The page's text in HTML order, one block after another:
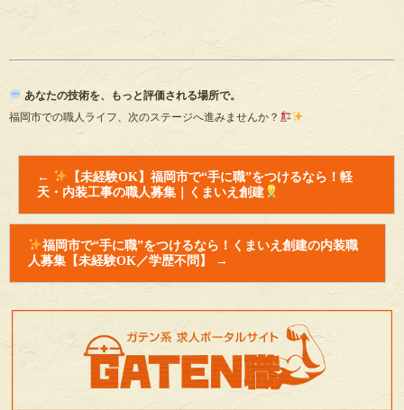
あなたの技術を、もっと評価される場所で。
福岡市での職人ライフ、次のステージへ進みませんか？
←
【未経験OK】福岡市で“手に職”をつけるなら！軽
天・内装工事の職人募集｜くまいえ創建
福岡市で“手に職”をつけるなら！くまいえ創建の内装職
人募集【未経験OK／学歴不問】
→